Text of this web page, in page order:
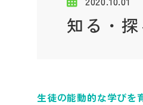
知る・
生徒の能動的な学びを